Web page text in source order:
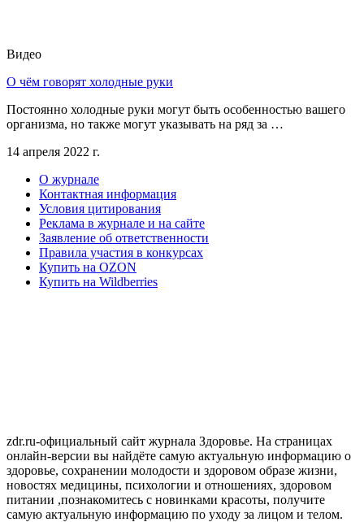
Видео
О чём говорят холодные руки
Постоянно холодные руки могут быть особенностью вашего
организма, но также могут указывать на ряд за …
14 апреля 2022 г.
О журнале
Контактная информация
Условия цитирования
Реклама в журнале и на сайте
Заявление об ответственности
Правила участия в конкурсах
Купить на OZON
Купить на Wildberries
zdr.ru-официальный сайт журнала Здоровье. На страницах
онлайн-версии вы найдёте самую актуальную информацию о
здоровье, сохранении молодости и здоровом образе жизни,
новостях медицины, психологии и отношениях, здоровом
питании ,познакомитесь с новинками красоты, получите
самую актуальную информацию по уходу за лицом и телом.